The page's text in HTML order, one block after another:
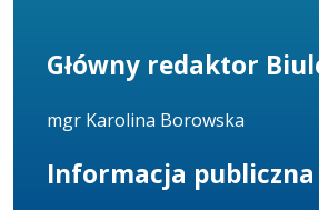
Główny redaktor
mgr Karolina Borowska
Informacja publiczna